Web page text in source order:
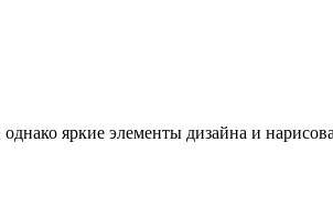
яркие элементы дизайна и